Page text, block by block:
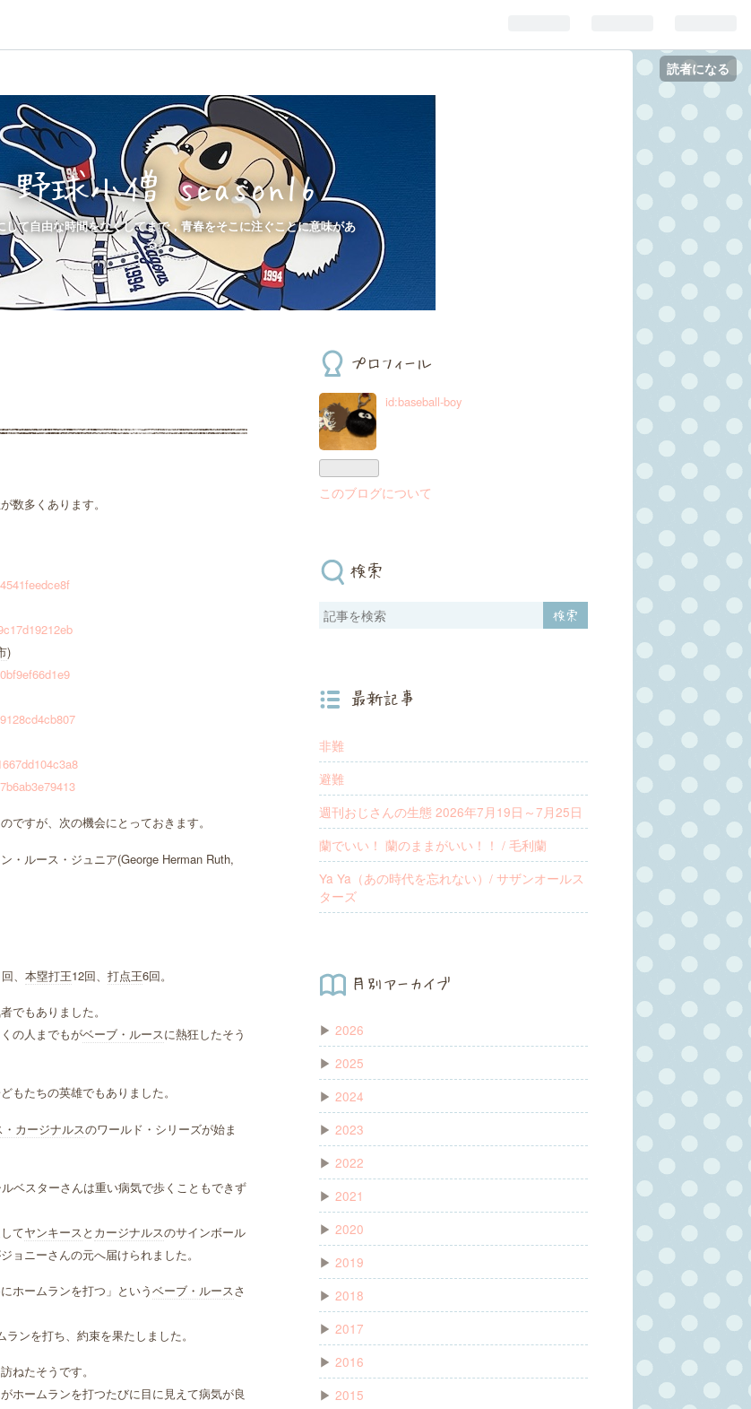
読者になる
野球小僧 season16
して自由な時間をなくしてまで，青春をそこに注ぐことに意味があ
る。
数多くあります。
)
ですが、次の機会にとっておきます。
・ルース・ジュニア(George Herman Ruth,
、 本塁打王12回、 打点王6回。
でもありました。
の人までもがベーブ・ルースに熱狂したそう
もたちの英雄でもありました。
カージナルスのワールド・シリーズが始ま
ベスターさんは重い病気で歩くこともできず
てヤンキース と カージナルスのサインボール
ョニーさんの元へ届けられました。
ホームランを打つ」というベーブ・ルースさ
ランを打ち、約束を果たしました。
ねたそうです。
ホームランを打つたびに目に見えて病気が良
プロフィール
id:baseball-boy
このブログについて
検索
最新記事
非難
避難
週刊おじさんの生態 2026年7月19日～7月25日
蘭でいい！ 蘭のままがいい！！ / 毛利蘭
Ya Ya（あの時代を忘れない）/ サザンオールス
ターズ
月別アーカイブ
▶ 2026
▶ 2025
▶ 2024
▶ 2023
▶ 2022
▶ 2021
▶ 2020
▶ 2019
▶ 2018
▶ 2017
▶ 2016
▶ 2015